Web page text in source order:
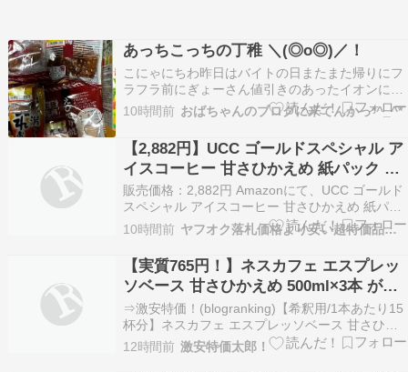
あっちこっちの丁稚 ＼(◎o◎)／！
こにゃにちわ昨日はバイトの日またまた帰りにフ
ラフラ前にぎょーさん値引きのあったイオンに行
ってみたなんもありませんやんか夕方とはいえわ
ざわざこのくそ暑い中☀️駐車場????️に停めて行っ
たけどあきません次はクスリのアオキへここは30
パー引きだったけどお菓子、野菜ジュース、くり
のず…
10時間前 おばちゃんのブログに来てんかっ*^_^*
【2,882円】UCC ゴールドスペシャル ア
イスコーヒー 甘さひかえめ 紙パック コ
ーヒー 1000ml×12本
販売価格：2,882円 Amazonにて、UCC ゴールド
スペシャル アイスコーヒー 甘さひかえめ 紙パッ
ク コーヒー 1000ml×12本が特価販売中です。記
事作成時点の情報です。 定期オトク便（いつでも
キャンセルできます）を選択後、商品ページ価格
下にある10%OFFキャンペー…
10時間前 ヤフオク落札価格より安い超特価品情報
【実質765円！】ネスカフェ エスプレッ
ソベース 甘さひかえめ 500ml×3本 が激
安特価！
⇒激安特価！(blogranking)【希釈用/1本あたり15
杯分】ネスカフェ エスプレッソベース 甘さひか
えめ 500ml×3本 【 微糖 】【 アイスコーヒー 】
【 カフェラテ/カフェオレ 】が激安特価！1059
12時間前 激安特価太郎！